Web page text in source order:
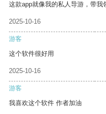
这款app就像我的私人导游，带我
2025-10-16
游客
这个软件很好用
2025-10-16
游客
我喜欢这个软件 作者加油